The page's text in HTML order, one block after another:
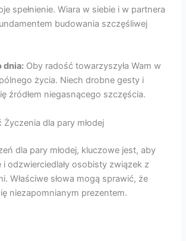
spełnienie. Wiara w siebie i w partnera
budowania szczęśliwej
dnia: Oby radość towarzyszyła Wam w
życia. Niech drobne gesty i
źródłem niegasnącego szczęścia.
Życzenia dla pary młodej
dla pary młodej, kluczowe jest, aby
i odzwierciedlały osobisty związek z
Właściwe słowa mogą sprawić, że
niezapomnianym prezentem.